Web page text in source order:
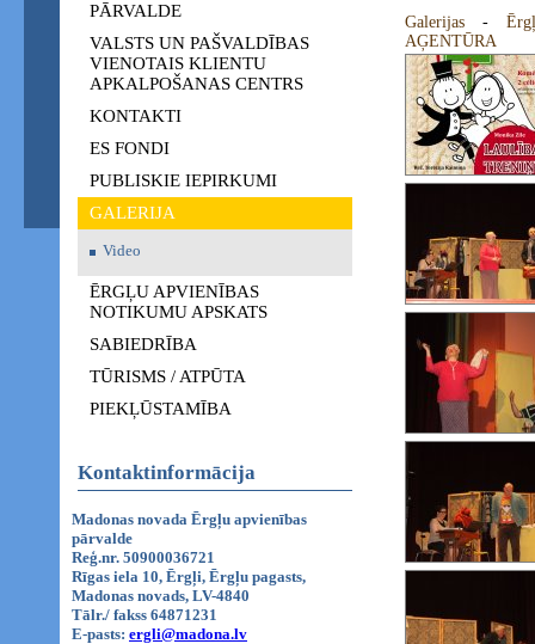
PĀRVALDE
VALSTS UN PAŠVALDĪBAS
VIENOTAIS KLIENTU
APKALPOŠANAS CENTRS
KONTAKTI
ES FONDI
PUBLISKIE IEPIRKUMI
GALERIJA
Video
ĒRGĻU APVIENĪBAS
NOTIKUMU APSKATS
SABIEDRĪBA
TŪRISMS / ATPŪTA
PIEKĻŪSTAMĪBA
Kontaktinformācija
Madonas novada Ērgļu apvienības
pārvalde
Reģ.nr. 50900036721
Rīgas iela 10, Ērgļi, Ērgļu pagasts,
Madonas novads, LV-4840
Tālr./ fakss 64871231
E-pasts: ergli@madona.lv
Galerijas -
AĢENTŪRA